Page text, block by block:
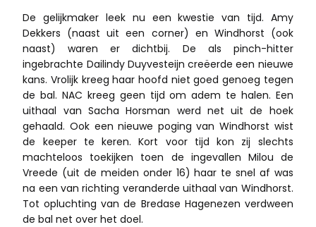
De gelijkmaker leek nu een kwestie van tijd. Amy
Dekkers (naast uit een corner) en Windhorst (ook
naast) waren er dichtbij. De als pinch-hitter
ingebrachte Dailindy Duyvesteijn creëerde een nieuwe
kans. Vrolijk kreeg haar hoofd niet goed genoeg tegen
de bal. NAC kreeg geen tijd om adem te halen. Een
uithaal van Sacha Horsman werd net uit de hoek
gehaald. Ook een nieuwe poging van Windhorst wist
de keeper te keren. Kort voor tijd kon zij slechts
machteloos toekijken toen de ingevallen Milou de
Vreede (uit de meiden onder 16) haar te snel af was
na een van richting veranderde uithaal van Windhorst.
Tot opluchting van de Bredase Hagenezen verdween
de bal net over het doel.